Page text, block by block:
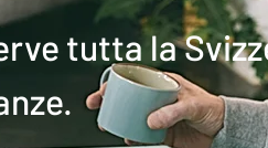
tutta la